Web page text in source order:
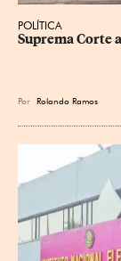
POLÍTICA
Suprema Corte
Por Rolando Ramos